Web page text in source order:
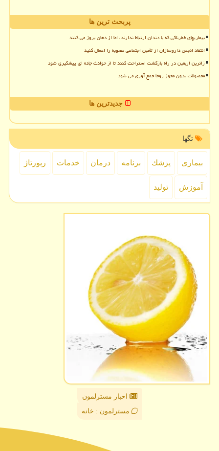
پربحث ترین ها
بیماریهای خطرناکی که با دندان ارتباط ندارند، اما از دهان بروز می کنند
انتقاد انجمن داروسازان از تأمین اجتماعی مصوبه را اعمال کنید
زائرین اربعین در راه بازگشت استراحت کنند تا از حوادث جاده ای پیشگیری شود
محصولات بدون مجوز روجا جمع آوری می شود
جدیدترین ها
تگها
بیماری پزشك برنامه درمان خدمات رپورتاژ
آموزش تولید
اخبار مسترلمون
مسترلمون : خانه